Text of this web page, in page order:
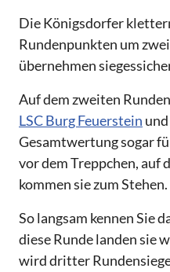
Die Königsdorfer
Rundenpunkten um
übernehmen
Auf dem zweiten
LSC Burg Feuerstein
Gesamtwertung sogar
vor dem Treppchen, auf
kommen sie zum Stehen.
So langsam kennen Sie
diese Runde landen sie
wird dritter